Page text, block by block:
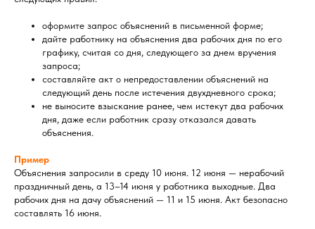
оформите запрос объяснений в письменной форме;
дайте работнику на объяснения два рабочих дня по его
графику, считая со дня, следующего за днем вручения
запроса;
составляйте акт о непредоставлении объяснений на
следующий день после истечения двухдневного срока;
не выносите взыскание ранее, чем истекут два рабочих
дня, даже если работник сразу отказался давать
объяснения.
Пример
Объяснения запросили в среду 10 июня. 12 июня — нерабочий
праздничный день, а 13–14 июня у работника выходные. Два
рабочих дня на дачу объяснений — 11 и 15 июня. Акт безопасно
составлять 16 июня.